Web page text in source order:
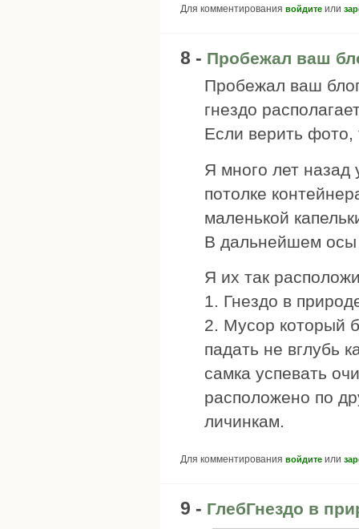
Для комментирования войдите или
8 - Пробежал ваш
Пробежал ваш
гнездо
Если верить фото,
Я много лет назад
потолке
маленькой
В дальнейшем осы
Я их так
1. Гнездо в
2. Мусор который
падать не вглубь
самка успевать
расположено по
личинкам.
Для комментирования войдите или
9 - ГлебГнездо в